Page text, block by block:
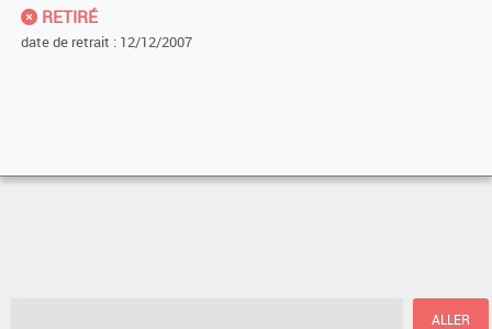
RETIRÉ
date de retrait : 12/12/2007
ALLER